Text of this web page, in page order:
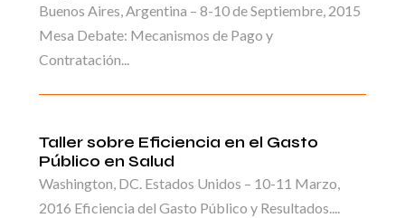
Buenos Aires, Argentina – 8-10 de Septiembre, 2015
Mesa Debate: Mecanismos de Pago y
Contratación...
Taller sobre Eficiencia en el Gasto
Público en Salud
Washington, DC. Estados Unidos – 10-11 Marzo,
2016 Eficiencia del Gasto Público y Resultados....